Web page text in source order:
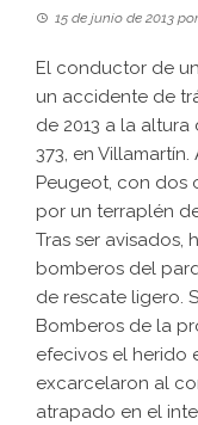
15 de junio de 2013
El conductor de
un accidente de
de 2013 a la
373, en
Peugeot, con dos
por un terraplén
Tras ser avisados,
bomberos del
de rescate ligero.
Bomberos de la
efecivos el herido
excarcelaron al
atrapado en el